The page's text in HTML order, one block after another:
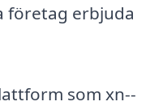
företag erbjuda
som xn--